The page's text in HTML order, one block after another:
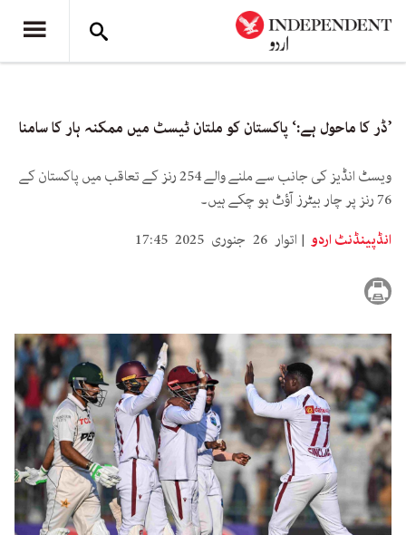
’ڈر کا ماحول ہے:‘ پاکستان کو ملتان ٹیسٹ میں ممکنہ ہار کا سامنا
ویسٹ انڈیز کی جانب سے ملنے والے 254 رنز کے تعاقب میں پاکستان کے
76 رنز پر چار بیٹرز آؤٹ ہو چکے ہیں۔
انڈپینڈنٹ اردو
اتوار 26 جنوری 2025 17:45